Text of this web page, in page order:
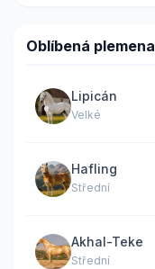
Oblíbená plemena
Lipicán
Velké
Hafling
Střední
Akhal-Teke
Střední